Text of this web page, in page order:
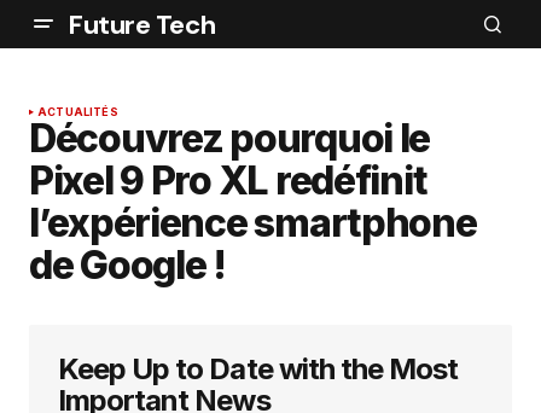
Future Tech
ACTUALITÉS
Découvrez pourquoi le
Pixel 9 Pro XL redéfinit
l’expérience smartphone
de Google !
Keep Up to Date with the Most
Important News